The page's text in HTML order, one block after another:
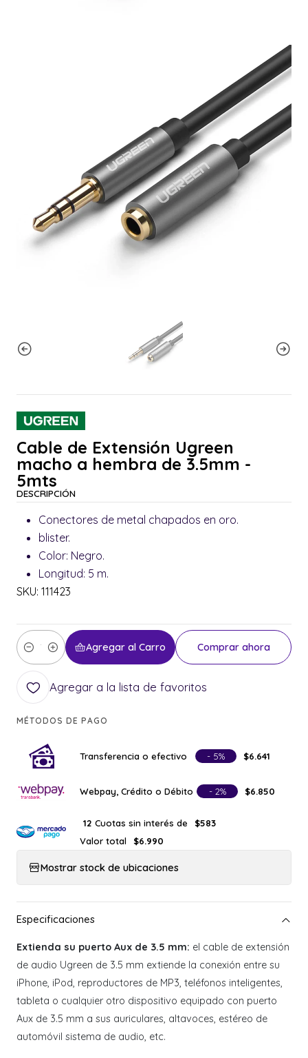
Cable de Extensión Ugreen
macho a hembra de 3.5mm -
5mts
DESCRIPCIÓN
Conectores de metal chapados en oro.
blister.
Color: Negro.
Longitud: 5 m.
SKU: 111423
Cantidad
Agregar al Carro Comprar ahora
Agregar a la lista de favoritos
MÉTODOS DE PAGO
Transferencia o efectivo - 5% $6.641
Webpay, Crédito o Débito - 2% $6.850
12 Cuotas sin interés de
$583
Valor total
$6.990
Mostrar stock de ubicaciones
Extienda su puerto Aux de 3.5 mm: el cable de extensión
de audio Ugreen de 3.5 mm extiende la conexión entre su
iPhone, iPod, reproductores de MP3, teléfonos inteligentes,
tableta o cualquier otro dispositivo equipado con puerto
Aux de 3.5 mm a sus auriculares, altavoces, estéreo de
automóvil sistema de audio, etc.